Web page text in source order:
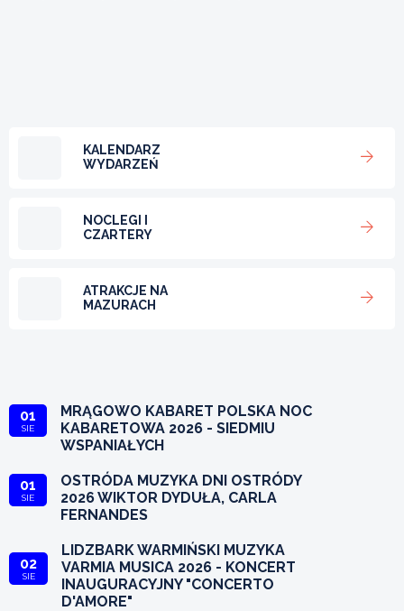
KALENDARZ
WYDARZEŃ
NOCLEGI I
CZARTERY
ATRAKCJE NA
MAZURACH
01
SIE
MRĄGOWO KABARET POLSKA NOC
KABARETOWA 2026 - SIEDMIU
WSPANIAŁYCH
01
SIE
OSTRÓDA MUZYKA DNI OSTRÓDY
2026 WIKTOR DYDUŁA, CARLA
FERNANDES
02
SIE
LIDZBARK WARMIŃSKI MUZYKA
VARMIA MUSICA 2026 - KONCERT
INAUGURACYJNY "CONCERTO
D'AMORE"